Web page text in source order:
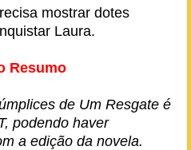
mostrar dotes
Laura.
Resumo
de Um Resgate é
podendo haver
a edição da novela.